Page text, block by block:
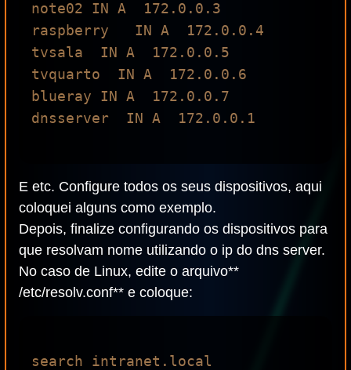
note02 IN A  172.0.0.3
raspberry   IN A  172.0.0.4
tvsala  IN A  172.0.0.5
tvquarto  IN A  172.0.0.6
blueray IN A  172.0.0.7
dnsserver  IN A  172.0.0.1
E etc. Configure todos os seus dispositivos, aqui
coloquei alguns como exemplo.
Depois, finalize configurando os dispositivos para
que resolvam nome utilizando o ip do dns server.
No caso de Linux, edite o arquivo**
/etc/resolv.conf** e coloque:
search intranet.local